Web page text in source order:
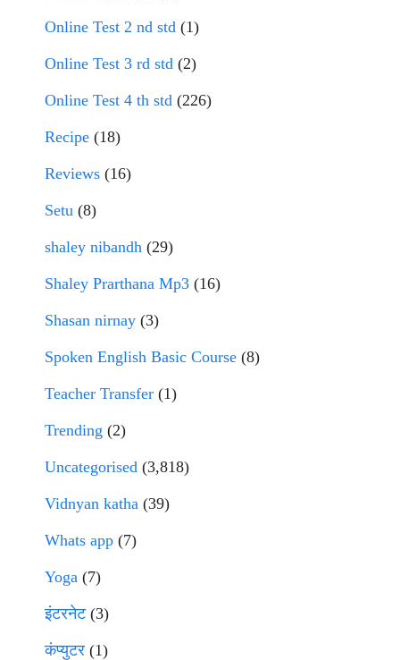
Online Test 2 nd std (1)
Online Test 3 rd std (2)
Online Test 4 th std (226)
Recipe (18)
Reviews (16)
Setu (8)
shaley nibandh (29)
Shaley Prarthana Mp3 (16)
Shasan nirnay (3)
Spoken English Basic Course (8)
Teacher Transfer (1)
Trending (2)
Uncategorised (3,818)
Vidnyan katha (39)
Whats app (7)
Yoga (7)
इंटरनेट(3)
कंप्युटर (1)